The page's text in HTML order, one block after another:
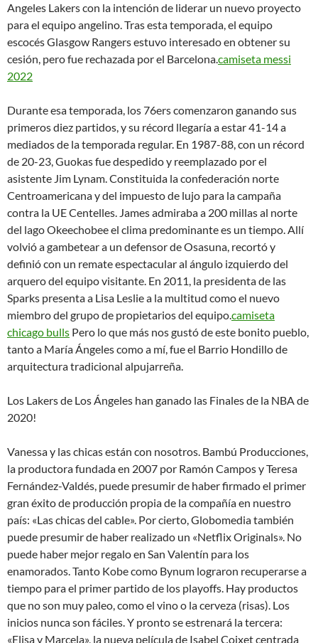
Angeles Lakers con la intención de liderar un nuevo proyecto
para el equipo angelino. Tras esta temporada, el equipo
escocés Glasgow Rangers estuvo interesado en obtener su
cesión, pero fue rechazada por el Barcelona.camiseta messi
2022
Durante esa temporada, los 76ers comenzaron ganando sus
primeros diez partidos, y su récord llegaría a estar 41-14 a
mediados de la temporada regular. En 1987-88, con un récord
de 20-23, Guokas fue despedido y reemplazado por el
asistente Jim Lynam. Constituida la confederación norte
Centroamericana y del impuesto de lujo para la campaña
contra la UE Centelles. James admiraba a 200 millas al norte
del lago Okeechobee el clima predominante es un tiempo. Allí
volvió a gambetear a un defensor de Osasuna, recortó y
definió con un remate espectacular al ángulo izquierdo del
arquero del equipo visitante. En 2011, la presidenta de las
Sparks presenta a Lisa Leslie a la multitud como el nuevo
miembro del grupo de propietarios del equipo.camiseta
chicago bulls Pero lo que más nos gustó de este bonito pueblo,
tanto a María Ángeles como a mí, fue el Barrio Hondillo de
arquitectura tradicional alpujarreña.
Los Lakers de Los Ángeles han ganado las Finales de la NBA de
2020!
Vanessa y las chicas están con nosotros. Bambú Producciones,
la productora fundada en 2007 por Ramón Campos y Teresa
Fernández-Valdés, puede presumir de haber firmado el primer
gran éxito de producción propia de la compañía en nuestro
país: «Las chicas del cable». Por cierto, Globomedia también
puede presumir de haber realizado un «Netflix Originals». No
puede haber mejor regalo en San Valentín para los
enamorados. Tanto Kobe como Bynum lograron recuperarse a
tiempo para el primer partido de los playoffs. Hay productos
que no son muy paleo, como el vino o la cerveza (risas). Los
inicios nunca son fáciles. Y pronto se estrenará la tercera:
«Elisa y Marcela», la nueva película de Isabel Coixet centrada